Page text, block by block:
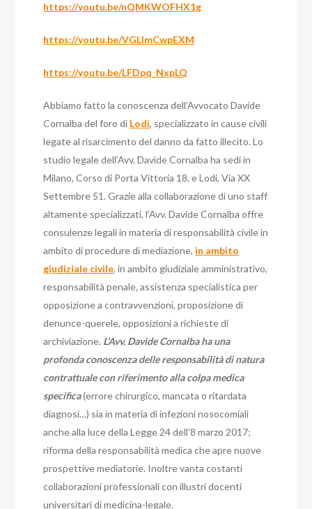
https://youtu.be/nQMKWOFHX1g
https://youtu.be/VGLImCwpEXM
https://youtu.be/LFDpq_NxpLQ
Abbiamo fatto la conoscenza dell’Avvocato Davide
Cornalba del foro di Lodi, specializzato in cause civili
legate al risarcimento del danno da fatto illecito. Lo
studio legale dell’Avv. Davide Cornalba ha sedi in
Milano, Corso di Porta Vittoria 18, e Lodi, Via XX
Settembre 51. Grazie alla collaborazione di uno staff
altamente specializzati, l’Avv. Davide Cornalba offre
consulenze legali in materia di responsabilità civile in
ambito di procedure di mediazione, in ambito
giudiziale civile, in ambito giudiziale amministrativo,
responsabilità penale, assistenza specialistica per
opposizione a contravvenzioni, proposizione di
denunce-querele, opposizioni a richieste di
archiviazione. L’Avv. Davide Cornalba ha una
profonda conoscenza delle responsabilità di natura
contrattuale con riferimento alla colpa medica
specifica(errore chirurgico, mancata o ritardata
diagnosi…) sia in materia di infezioni nosocomiali
anche alla luce della Legge 24 dell’8 marzo 2017;
riforma della responsabilità medica che apre nuove
prospettive mediatorie. Inoltre vanta costanti
collaborazioni professionali con illustri docenti
universitari di medicina-legale.